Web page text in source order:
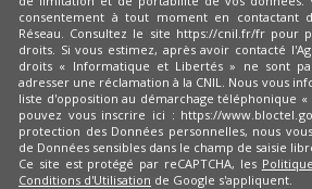
consentement à tout moment en contactant
Réseau. Consultez le site https://cnil.fr/fr pour
droits. Si vous estimez, après avoir contacté
droits « Informatique et Libertés » ne sont
adresser une réclamation à la CNIL. Nous vous
liste d'opposition au démarchage téléphonique
pouvez vous inscrire ici : https://
protection des Données personnelles, nous
de Données sensibles dans le champ de saisie
Ce site est protégé par reCAPTCHA, les
Conditions d'Utilisation de Google s'appliquent.